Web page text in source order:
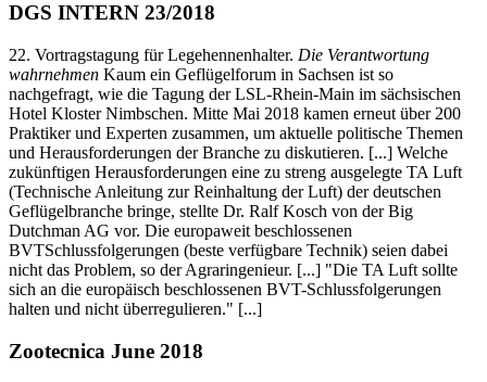
DGS INTERN 23/2018
22. Vortragstagung für Legehennenhalter. Die Verantwortung
wahrnehmen Kaum ein Geflügelforum in Sachsen ist so
nachgefragt, wie die Tagung der LSL-Rhein-Main im sächsischen
Hotel Kloster Nimbschen. Mitte Mai 2018 kamen erneut über 200
Praktiker und Experten zusammen, um aktuelle politische Themen
und Herausforderungen der Branche zu diskutieren. [...] Welche
zukünftigen Herausforderungen eine zu streng ausgelegte TA Luft
(Technische Anleitung zur Reinhaltung der Luft) der deutschen
Geflügelbranche bringe, stellte Dr. Ralf Kosch von der Big
Dutchman AG vor. Die europaweit beschlossenen
BVTSchlussfolgerungen (beste verfügbare Technik) seien dabei
nicht das Problem, so der Agraringenieur. [...] "Die TA Luft sollte
sich an die europäisch beschlossenen BVT-Schlussfolgerungen
halten und nicht überregulieren." [...]
Zootecnica June 2018